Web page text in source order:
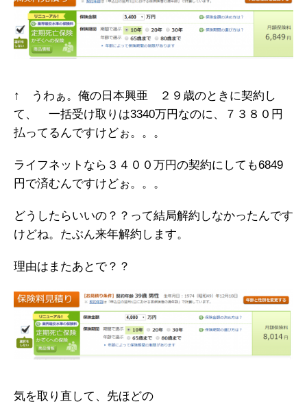
↑ うわぁ。俺の日本興亜 ２９歳のときに契約し
て、 一括受け取りは3340万円なのに、７３８０円
払ってるんですけどぉ。。。
ライフネットなら３４００万円の契約にしても6849
円で済むんですけどぉ。。。
どうしたらいいの？？って結局解約しなかったんです
けどね。たぶん来年解約します。
理由はまたあとで？？
気を取り直して、先ほどの